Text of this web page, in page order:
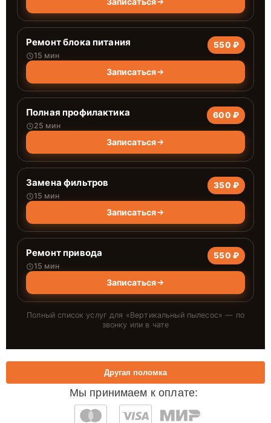
Ремонт блока питания
15 мин
550 ₽
Записаться
Полная профилактика
25 мин
600 ₽
Записаться
Замена фильтров
15 мин
350 ₽
Записаться
Ремонт привода
15 мин
550 ₽
Записаться
Полный список услуг для «Вертикальный пылесос» — по
звонку или в чате
Мы принимаем к оплате:
Другая поломка